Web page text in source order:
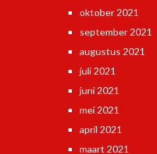
oktober 2021
september 2021
augustus 2021
juli 2021
juni 2021
mei 2021
april 2021
maart 2021